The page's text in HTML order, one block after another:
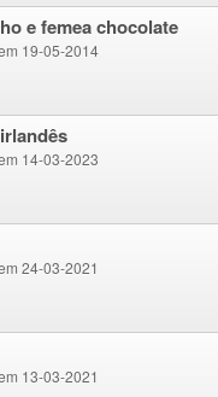
e femea chocolate
19-05-2014
14-03-2023
24-03-2021
13-03-2021